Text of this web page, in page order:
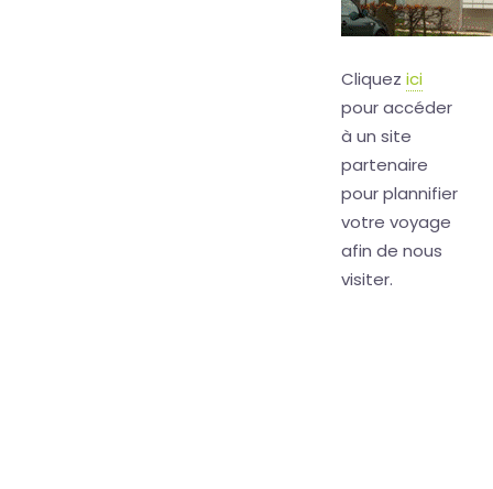
Cliquez ici
pour accéder
à un site
partenaire
pour plannifier
votre voyage
afin de nous
visiter.